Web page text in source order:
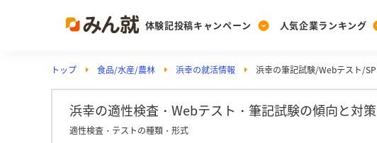
体験記投稿キャンペーン
Post
投稿する
人気企業ランキング
Ranking
ランキングを見る
PickUp
注目の企業特集
トップ 食品/水産/農林 浜幸の就活情報 浜幸の筆記試験/Webテスト/
浜幸の適性検査・Webテスト・筆記試験の傾向と対策
適性検査・テストの種類・形式